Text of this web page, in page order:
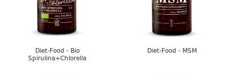
Diet-Food - Bio
Spirulina+Chlorella
Diet-Food - MSM